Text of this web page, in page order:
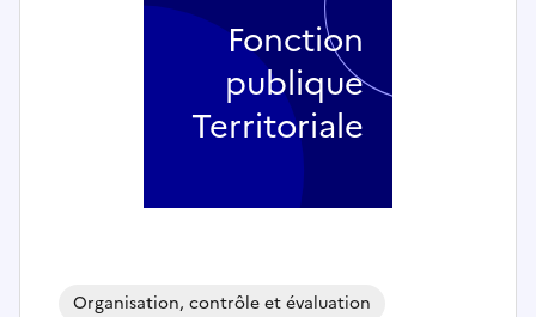
Organisation, contrôle et évaluation
Fonction
publique
Territoriale